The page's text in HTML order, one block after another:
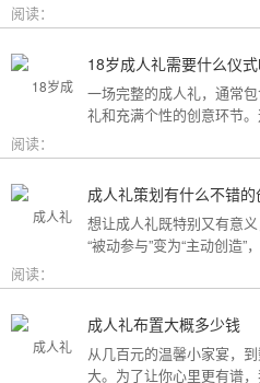
阅读：
18岁成人礼需要什么仪
一场完整的成人礼，通常
礼和充满个性的创意环节
阅读：
成人礼策划有什么不错的
想让成人礼既特别又有意
“被动参与”变为“主动创造”
阅读：
成人礼布置大概多少钱
从几百元的温馨小家宴，
大。为了让你心里更有谱